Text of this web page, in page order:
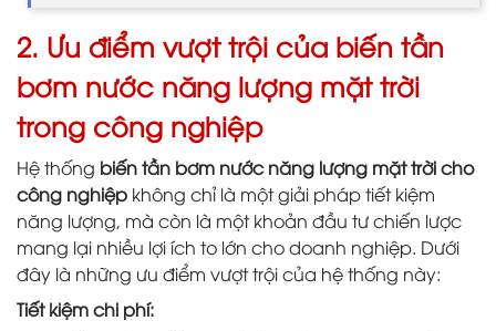
2. Ưu điểm vượt trội của biến tần
bơm nước năng lượng mặt trời
trong công nghiệp
Hệ thống biến tần bơm nước năng lượng mặt trời cho
công nghiệp không chỉ là một giải pháp tiết kiệm
năng lượng, mà còn là một khoản đầu tư chiến lược
mang lại nhiều lợi ích to lớn cho doanh nghiệp. Dưới
đây là những ưu điểm vượt trội của hệ thống này:
Tiết kiệm chi phí: